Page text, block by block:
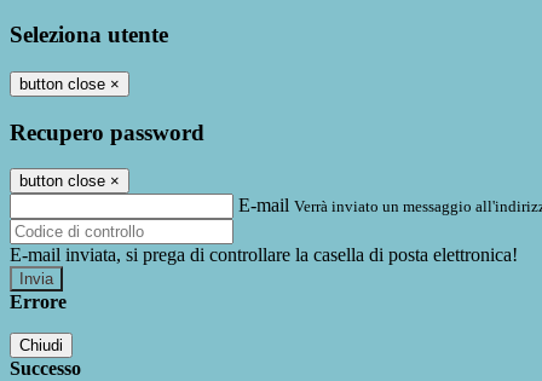
Seleziona utente
button close ×
Recupero password
button close ×
E-mail Verrà inviato un messaggio
E-mail inviata, si prega di controllare la casella di posta elettronica!
Errore
Chiudi
Successo